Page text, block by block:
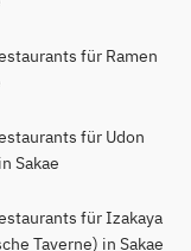
für Ramen
für Udon
Sakae
für Izakaya
Taverne) in Sakae